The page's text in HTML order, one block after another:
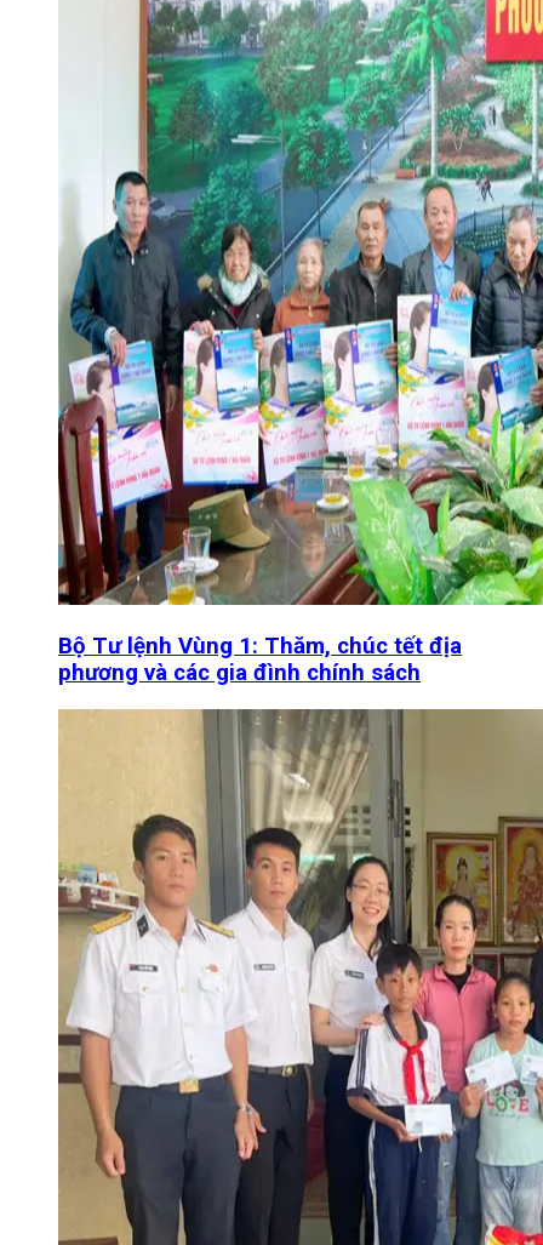
Bộ Tư lệnh Vùng 1: Thăm, chúc tết địa
phương và các gia đình chính sách